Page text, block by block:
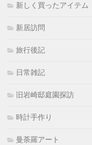
新しく買ったアイテム
新居訪問
旅行後記
日常雑記
旧岩崎邸庭園探訪
時計手作り
曼荼羅アート